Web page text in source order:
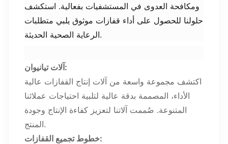
ومكافحة العدوى في المستشفيات بفعالية. استكشف
حلولنا للحصول على أداء قفازات موثوق يلبي متطلبات
الرعاية الصحية الحديثة.
آلات تيانيوان:
اكتشف مجموعة واسعة من آلات إنتاج القفازات عالية
الأداء، المصممة بدقة عالية لتلبية احتياجات عملائنا
المتنوعة. صُممت آلاتنا لتعزيز كفاءة الإنتاج وجودة
المنتج.
خطوط تجميع القفازات: